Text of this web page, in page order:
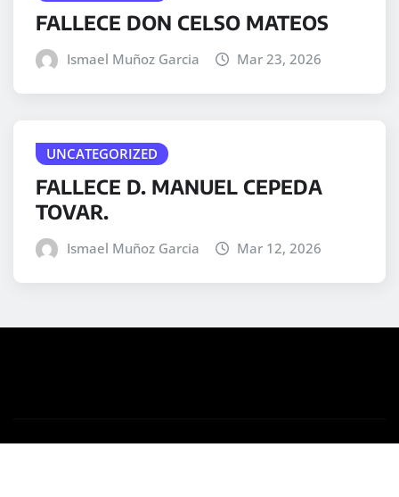
FALLECE DON CELSO MATEOS
Ismael Muñoz Garcia Mar 23, 2026
UNCATEGORIZED
FALLECE D. MANUEL CEPEDA
TOVAR.
Ismael Muñoz Garcia Mar 12, 2026